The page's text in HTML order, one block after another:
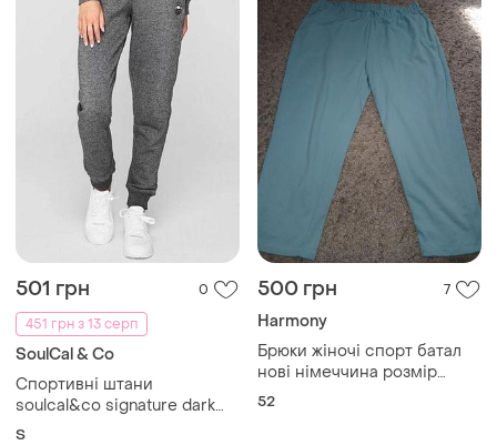
501 грн
0
451 грн з 13 серп
SoulCal & Co
Спортивні штани
soulcal&co signature dark
charcoal жіночі сірі
S
500 грн 7
Harmony
Брюки жіночі спорт батал
нові німеччина розмір
європ 52
52